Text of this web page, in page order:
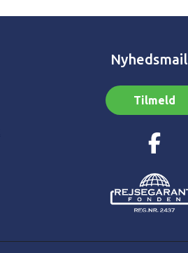
Nyhedsmail
Tilmeld